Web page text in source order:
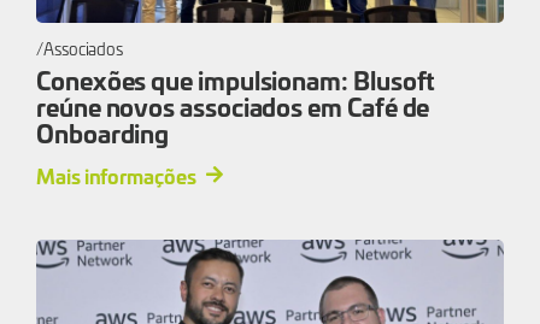
Associados
Conexões que impulsionam: Blusoft
reúne novos associados em Café de
Onboarding
Mais informações